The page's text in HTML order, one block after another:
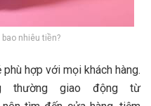
nhiêu tiền?
hợp với mọi khách hàng.
thường giao động từ